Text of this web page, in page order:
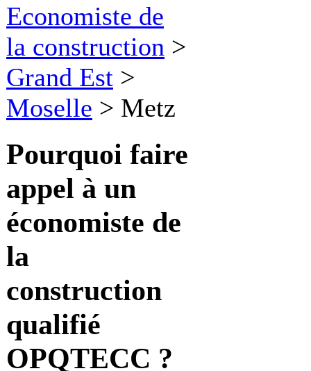
Economiste de
la construction >
Grand Est >
Moselle > Metz
Pourquoi faire
appel à un
économiste de
la
construction
qualifié
OPQTECC ?